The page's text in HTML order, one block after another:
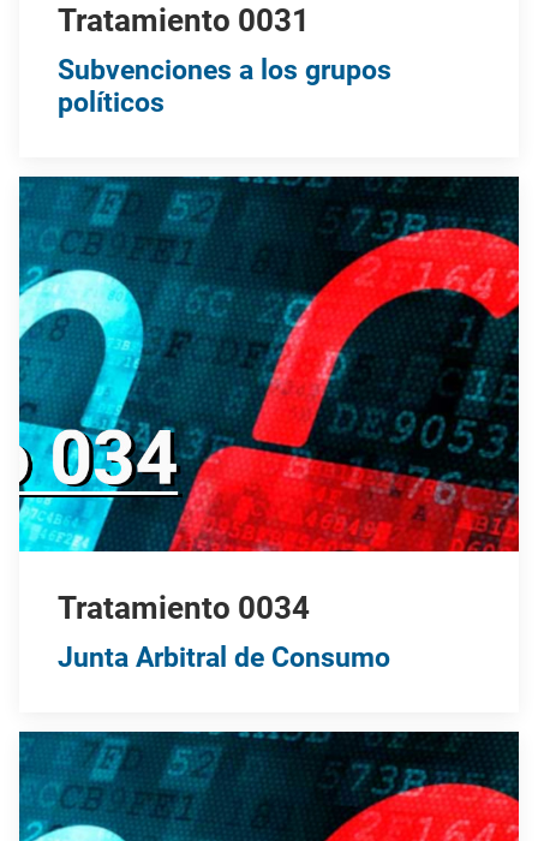
Tratamiento 0031
Subvenciones a los grupos
políticos
Tratamiento 0034
Junta Arbitral de Consumo